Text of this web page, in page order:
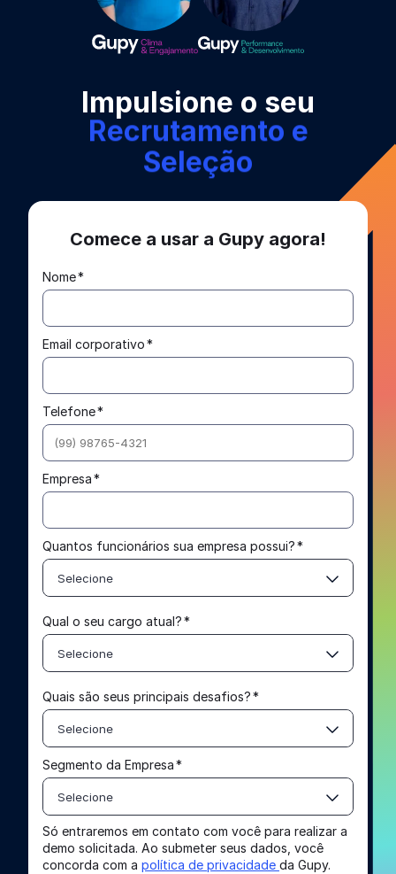
Impulsione o seu
Treinamento e
Desenvolvimento
Comece a usar a Gupy agora!
Nome*
Email corporativo*
Telefone*
Empresa*
Quantos funcionários sua empresa possui?*
Selecione
Qual o seu cargo atual?*
Selecione
Quais são seus principais desafios?*
Selecione
Segmento da Empresa*
Selecione
Só entraremos em contato com você para realizar a
demo solicitada. Ao submeter seus dados, você
concorda com a política de privacidade da Gupy.